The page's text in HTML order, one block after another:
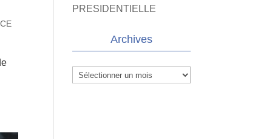
PRESIDENTIELLE
Archives
Archives